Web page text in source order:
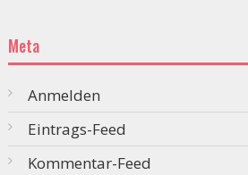
Meta
Anmelden
Eintrags-Feed
Kommentar-Feed